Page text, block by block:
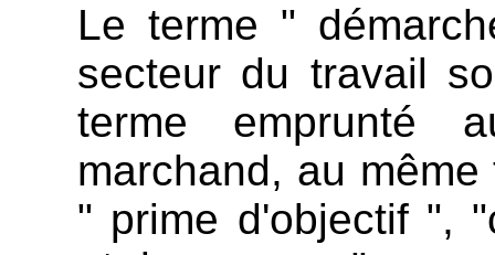
Le terme "
secteur du travail
terme emprunté
marchand, au
" prime d'objectif ",